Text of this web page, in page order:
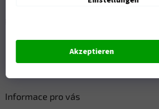
Akzeptieren
Informace pro vás